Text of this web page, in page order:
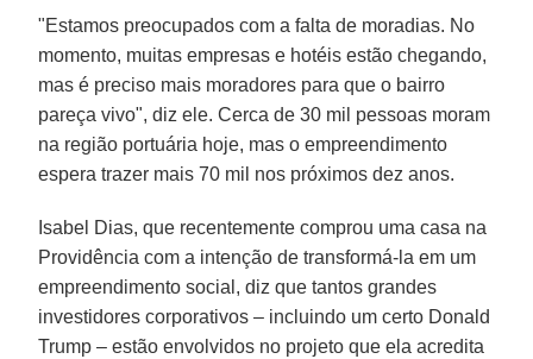
"Estamos preocupados com a falta de moradias. No
momento, muitas empresas e hotéis estão chegando,
mas é preciso mais moradores para que o bairro
pareça vivo", diz ele. Cerca de 30 mil pessoas moram
na região portuária hoje, mas o empreendimento
espera trazer mais 70 mil nos próximos dez anos.
Isabel Dias, que recentemente comprou uma casa na
Providência com a intenção de transformá-la em um
empreendimento social, diz que tantos grandes
investidores corporativos – incluindo um certo Donald
Trump – estão envolvidos no projeto que ela acredita